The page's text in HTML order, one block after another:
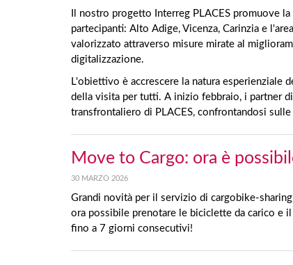
Il nostro progetto Interreg PLACES promuove
partecipanti: Alto Adige, Vicenza, Carinzia e
valorizzato attraverso misure mirate al
digitalizzazione.
L'obiettivo è accrescere la natura esperienziale
della visita per tutti. A inizio febbraio, i partner
transfrontaliero di PLACES, confrontandosi
Move to Cargo: ora è
30 MARZO 2026
Grandi novità per il servizio di cargobike-
ora possibile prenotare le biciclette da carico e
fino a 7 giorni consecutivi!